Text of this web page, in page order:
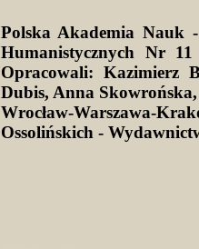
Polska Akademia Nauk
Humanistycznych Nr
Opracowali: Kazimierz
Dubis, Anna
Wrocław-Warszawa-
Ossolińskich -